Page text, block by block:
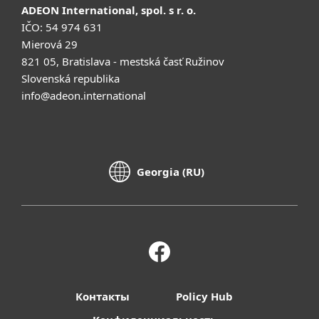
ADEON International, spol. s r. o.
IČO: 54 974 631
Mierová 29
821 05, Bratislava - mestská časť Ružinov
Slovenská republika
info@adeon.international
Georgia (RU)
Контакты
Policy Hub